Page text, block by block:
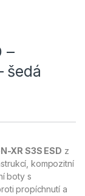
–
šedá
XR S3S ESD z
kompozitní
boty s
propíchnutí a